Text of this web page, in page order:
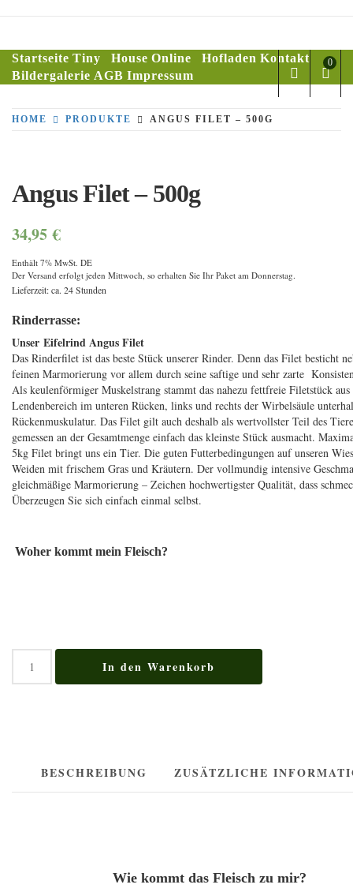
Startseite Tiny House Online Hofladen Kontakt
Bildergalerie AGB Impressum
0
HOME PRODUKTE ANGUS FILET – 500G
Angus Filet – 500g
34,95€
Enthält 7% MwSt. DE
Der Versand erfolgt jeden Mittwoch, so erhalten Sie Ihr Paket am Donnerstag.
Lieferzeit: ca. 24 Stunden
Rinderrasse:
Unser Eifelrind Angus Filet
Das Rinderfilet ist das beste Stück unserer Rinder. Denn das Filet besticht
feinen Marmorierung vor allem durch seine saftige und sehr zarte
Als keulenförmiger Muskelstrang stammt das nahezu fettfreie Filetstück aus
Lendenbereich im unteren Rücken, links und rechts der Wirbelsäule
Rückenmuskulatur. Das Filet gilt auch deshalb als wertvollster Teil des
gemessen an der Gesamtmenge einfach das kleinste Stück ausmacht.
5kg Filet bringt uns ein Tier. Die guten Futterbedingungen auf unseren
Weiden mit frischem Gras und Kräutern. Der vollmundig intensive
gleichmäßige Marmorierung – Zeichen hochwertigster Qualität, dass
Überzeugen Sie sich einfach einmal selbst.
Woher kommt mein Fleisch?
Angus
Filet
-
In den Warenkorb
BESCHREIBUNG ZUSÄTZLICHE
Wie kommt das Fleisch zu mir?